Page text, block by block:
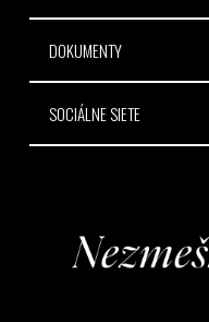
DOKUMENTY
SOCIÁLNE SIETE